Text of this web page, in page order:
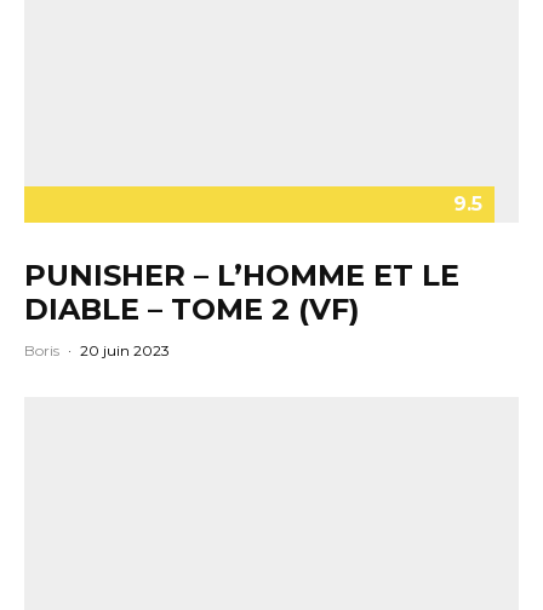
9.5
PUNISHER – L’HOMME ET LE
DIABLE – TOME 2 (VF)
Boris · 20 juin 2023